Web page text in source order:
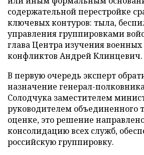
содержательной перестройке
ключевых контуров: тыла,
управления группировками
глава Центра изучения
конфликтов Андрей Клинцевич.
В первую очередь эксперт
назначение генерал-
Солодчука заместителем
руководителем объединенного
оценке, это решение
консолидацию всех служб,
российскую группировку.